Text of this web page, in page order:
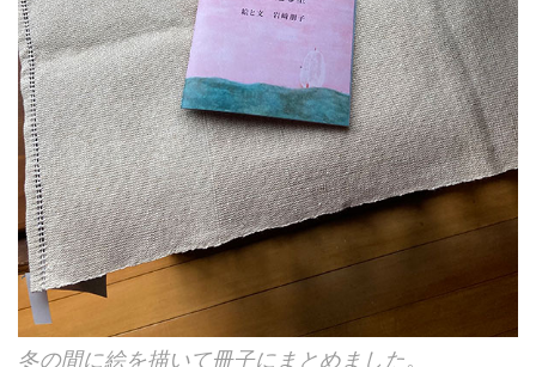
冬の間に絵を描いて冊子にまとめました。